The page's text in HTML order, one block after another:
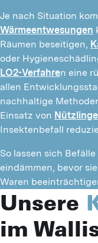
Wärmeentwesungen
Räumen beseitigen,
LO2-Verfahren eine
allen
nachhaltige
Einsatz von
Insektenbefall
So lassen sich
eindämmen, bevor
Waren
Unsere
im